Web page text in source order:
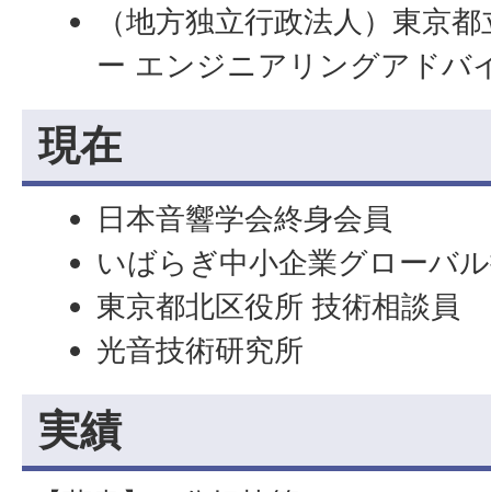
（地方独立行政法人）東京
ー エンジニアリングアドバ
現在
日本音響学会終身会員
いばらぎ中小企業グローバ
東京都北区役所 技術相談員
光音技術研究所
実績